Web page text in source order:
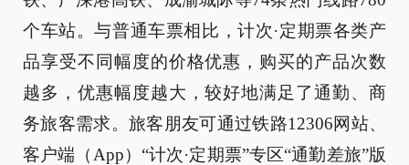
个车站。与普通车票相比，计次·定期票各类产
品享受不同幅度的价格优惠，购买的产品次数
越多，优惠幅度越大，较好地满足了通勤、商
务旅客需求。旅客朋友可通过铁路12306网站、
客户端（App）“计次·定期票”专区“通勤差旅”版